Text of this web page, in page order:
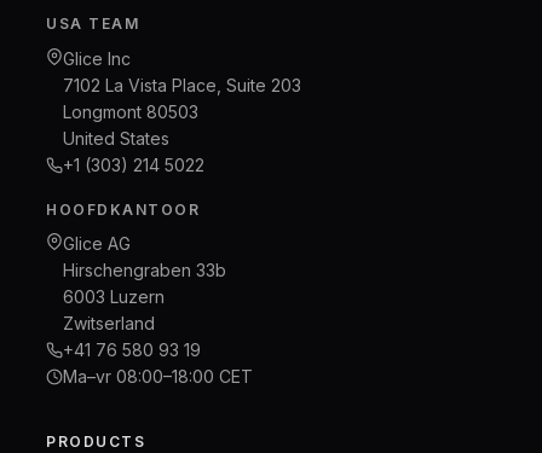
USA TEAM
Glice Inc
7102 La Vista Place, Suite 203
Longmont 80503
United States
+1 (303) 214 5022
HOOFDKANTOOR
Glice AG
Hirschengraben 33b
6003 Luzern
Zwitserland
+41 76 580 93 19
Ma–vr 08:00–18:00 CET
PRODUCTS